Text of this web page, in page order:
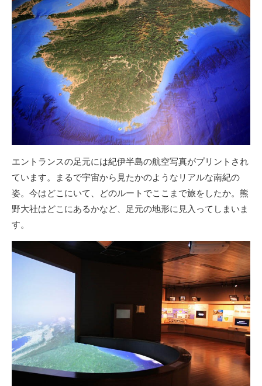
エントランスの足元には紀伊半島の航空写真がプリントされ
ています。まるで宇宙から見たかのようなリアルな南紀の
姿。今はどこにいて、どのルートでここまで旅をしたか。熊
野大社はどこにあるかなど、足元の地形に見入ってしまいま
す。